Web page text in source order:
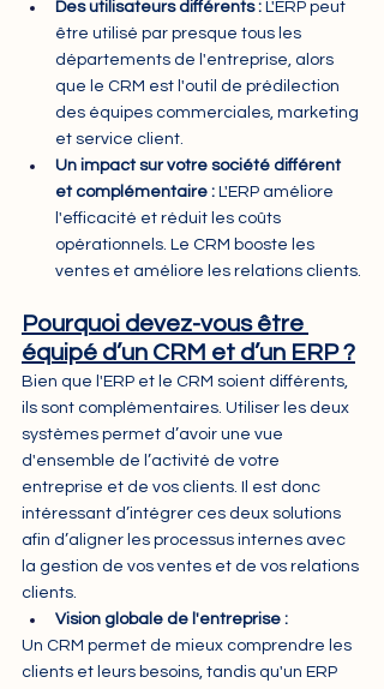
Des utilisateurs différents : L'ERP peut
être utilisé par presque tous les
départements de l'entreprise, alors
que le CRM est l'outil de prédilection
des équipes commerciales, marketing
et service client.
Un impact sur votre société différent
et complémentaire : L'ERP améliore
l'efficacité et réduit les coûts
opérationnels. Le CRM booste les
ventes et améliore les relations clients.
Pourquoi devez-vous être
équipé d’un CRM et d’un ERP ?
Bien que l'ERP et le CRM soient différents,
ils sont complémentaires. Utiliser les deux
systèmes permet d’avoir une vue
d'ensemble de l’activité de votre
entreprise et de vos clients. Il est donc
intéressant d’intégrer ces deux solutions
afin d’aligner les processus internes avec
la gestion de vos ventes et de vos relations
clients.
Vision globale de l'entreprise :
Un CRM permet de mieux comprendre les
clients et leurs besoins, tandis qu'un ERP